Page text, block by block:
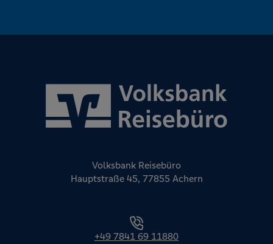
Volksbank Reisebüro
Hauptstraße 45, 77855 Achern
+49 7841 69 11880